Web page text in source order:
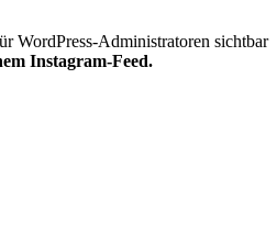
WordPress-Administratoren sichtbar
Instagram-Feed.